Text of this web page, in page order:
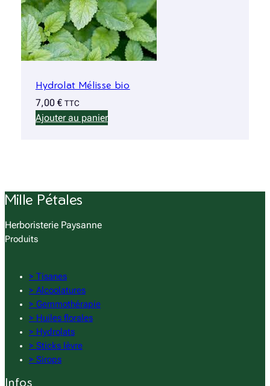
Hydrolat Mélisse bio
7,00 € TTC
Ajouter au panier
Mille Pétales
Herboristerie Paysanne
Produits
> Tisanes
> Alcoolatures
> Gemmothérapie
> Huiles florales
> Hydrolats
> Sticks lèvre
> Sirops
Infos